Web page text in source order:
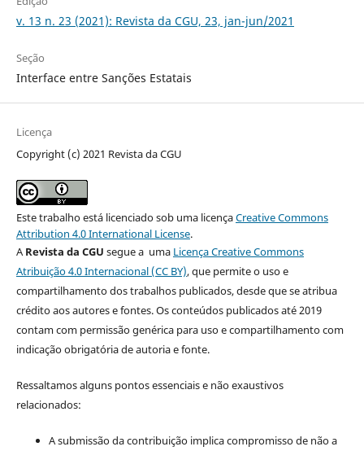
v. 13 n. 23 (2021): Revista da CGU, 23, jan-jun/2021
Seção
Interface entre Sanções Estatais
Licença
Copyright (c) 2021 Revista da CGU
Este trabalho está licenciado sob uma licençaCreative Commons
Attribution 4.0 International License.
ARevista da CGU segue a uma Licença Creative Commons
Atribuição 4.0 Internacional (CC BY), que permite o uso e
compartilhamento dos trabalhos publicados, desde que se atribua
crédito aos autores e fontes. Os conteúdos publicados até 2019
contam com permissão genérica para uso e compartilhamento com
indicação obrigatória de autoria e fonte.
Ressaltamos alguns pontos essenciais e não exaustivos
relacionados:
A submissão da contribuição implica compromisso de não a